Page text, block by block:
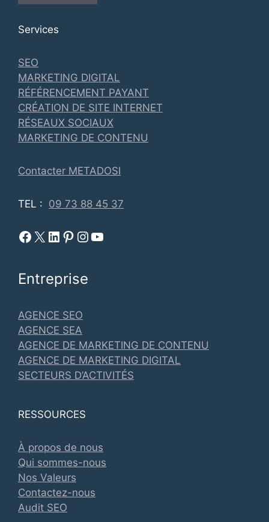
Services
SEO
MARKETING DIGITAL
RÉFÉRENCEMENT PAYANT
CRÉATION DE SITE INTERNET
RÉSEAUX SOCIAUX
MARKETING DE CONTENU
Contacter METADOSI
TEL : 09 73 88 45 37
Facebook Metadosi
Metadosi est sur X Metadosi sur Linkedin
Metadosi sur Pinterest
Metadosi sur Instagram
Metadosi sur Youtube
Entreprise
AGENCE SEO
AGENCE SEA
AGENCE DE MARKETING DE CONTENU
AGENCE DE MARKETING DIGITAL
SECTEURS D’ACTIVITÉS
RESSOURCES
À propos de nous
Qui sommes-nous
Nos Valeurs
Contactez-nous
Audit SEO